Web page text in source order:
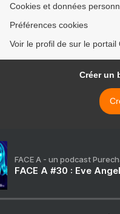
Cookies et données
Préférences cookies
Voir le profil de sur le portail
Créer un
FACE A - un podcast
FACE A #30 : Eve